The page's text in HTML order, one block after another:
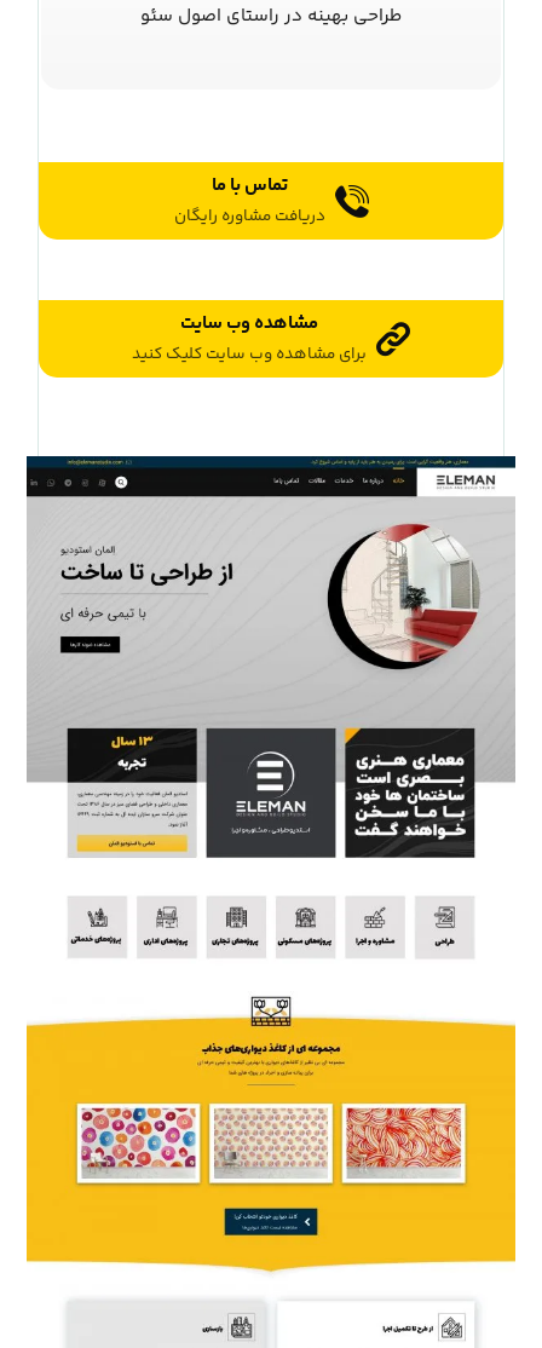
طراحی بهینه در راستای اصول سئو
تماس با ما
دریافت مشاوره رایگان
مشاهده وب سایت
برای مشاهده وب سایت کلیک کنید